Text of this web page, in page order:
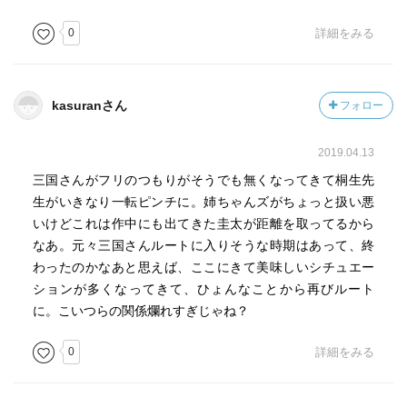
0 詳細をみる
kasuranさん フォロー
2019.04.13
三国さんがフリのつもりがそうでも無くなってきて桐生先
生がいきなり一転ピンチに。姉ちゃんズがちょっと扱い悪
いけどこれは作中にも出てきた圭太が距離を取ってるから
なあ。元々三国さんルートに入りそうな時期はあって、終
わったのかなあと思えば、ここにきて美味しいシチュエー
ションが多くなってきて、ひょんなことから再びルート
に。こいつらの関係爛れすぎじゃね？
0 詳細をみる